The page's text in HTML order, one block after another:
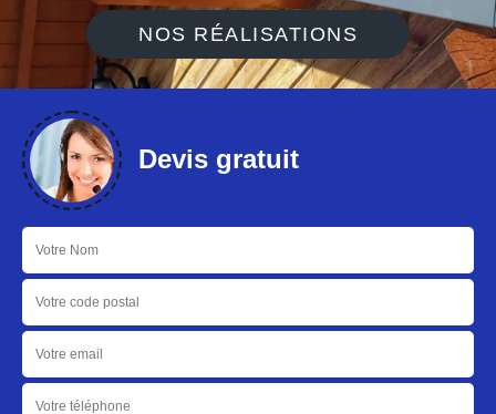
NOS RÉALISATIONS
Devis gratuit